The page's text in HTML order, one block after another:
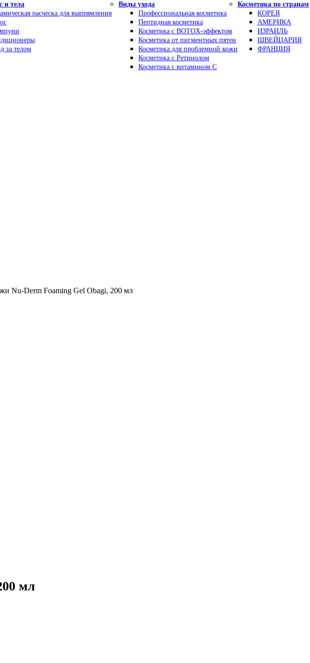
и тела
расческа для выпрямления
за телом
Виды ухода
Профессиональная косметика
Пептидная косметика
Косметика с BOTOX-эффектом
Косметика от пигментных пятен
Косметика для проблемной кожи
Косметика с Ретинолом
Косметика с витамином С
Косметика по странам
КОРЕЯ
АМЕРИКА
ИЗРАИЛЬ
ШВЕЙЦАРИЯ
ФРАНЦИЯ
Nu-Derm Foaming Gel Obagi, 200 мл
мл